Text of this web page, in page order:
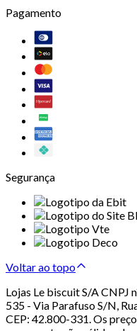
Pagamento
Segurança
Voltar ao topo
Lojas Le biscuit S/A CNPJ
535 - Via Parafuso S/N,
CEP: 42.800-331. Os